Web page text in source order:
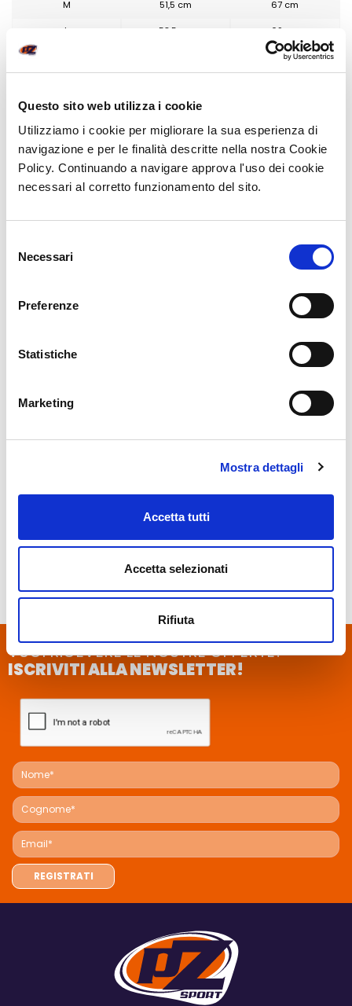
Questo sito web utilizza i cookie
Utilizziamo i cookie per migliorare la sua esperienza di
navigazione e per le finalità descritte nella nostra Cookie
Policy. Continuando a navigare approva l'uso dei cookie
necessari al corretto funzionamento del sito.
delNecessari
Preferenze
Statistiche
Marketing
Mostra dettagli
Accetta tutti
Accetta selezionati
Rifiuta
M 51,5 cm 67 cm
L 53,5 cm 69 cm
71 cm
3XL 59,5 cm
4XL 61,5 cm 77 cm
POTREBBE INTERESSARTI
LINEA BASIC
VUOI RICEVERE LE NOSTRE OFFERTE?
ISCRIVITI ALLA NEWSLETTER!